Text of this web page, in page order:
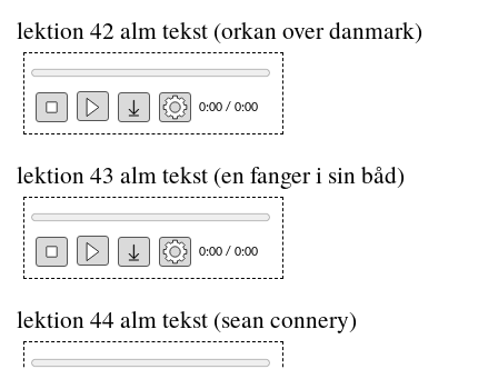
lektion 42 alm tekst (orkan over danmark)
0:00 / 0:00
lektion 43 alm tekst (en fanger i sin båd)
0:00 / 0:00
lektion 44 alm tekst (sean connery)